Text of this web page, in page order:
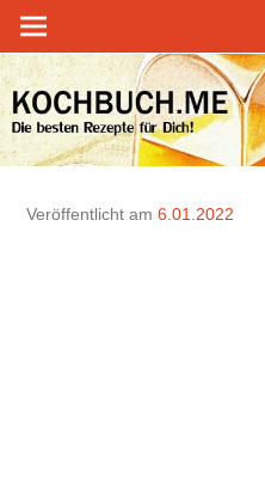
Zum
Inhalt
springen
Veröffentlicht am 6.01.2022